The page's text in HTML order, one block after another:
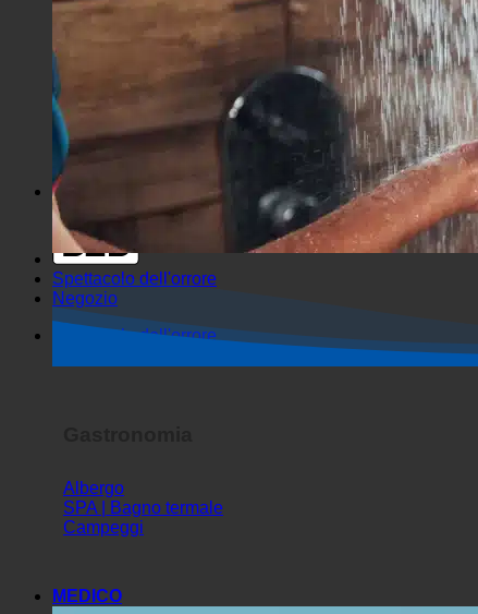
Exakte Übereinstimmung
Come arrivare all'inizio
Ricerca in estratto
Suche auf Seiten
Vai a Beiträgen
Spettacolo dell'orrore
Negozio
Spettacolo dell'orrore
Albergo
SPA | Bagno termale
Campeggi
MEDICO